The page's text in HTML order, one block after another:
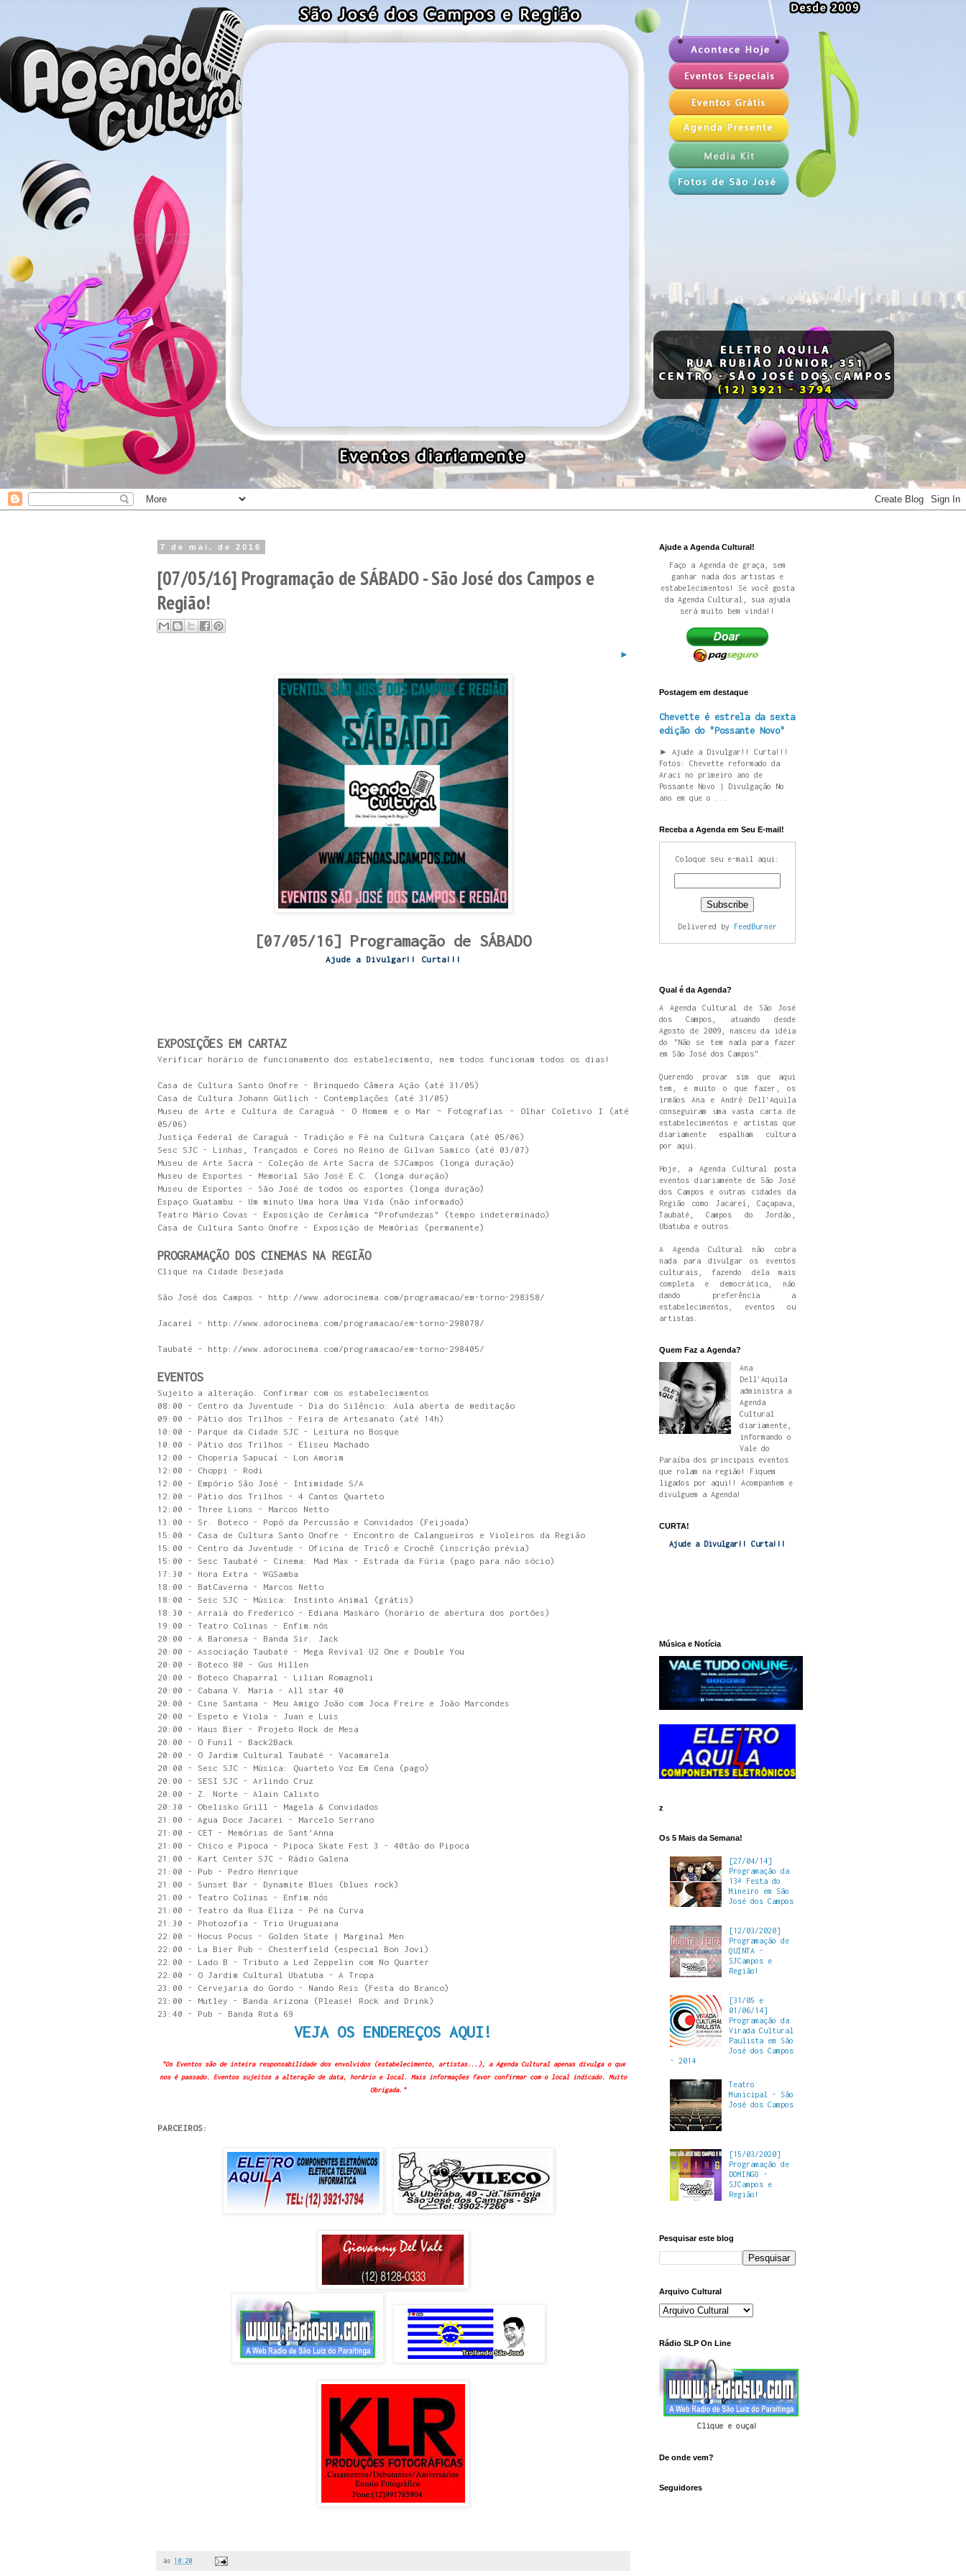
7 de mai. de 2016
[07/05/16] Programação de SÁBADO - São José dos Campos e
Região!
►
[07/05/16] Programação de SÁBADO
Ajude a Divulgar!! Curta!!!
EXPOSIÇÕES EM CARTAZ
Verificar horário de funcionamento dos estabelecimento, nem todos funcionam todos os dias!
Casa de Cultura Santo Onofre - Brinquedo Câmera Ação (até 31/05)
Casa de Cultura Johann Gütlich - Contemplações (até 31/05)
Museu de Arte e Cultura de Caraguá - O Homem e o Mar – Fotografias – Olhar Coletivo I (até
05/06)
Justiça Federal de Caraguá - Tradição e Fé na Cultura Caiçara (até 05/06)
Sesc SJC - Linhas, Trançados e Cores no Reino de Gilvan Samico (até 03/07)
Museu de Arte Sacra - Coleção de Arte Sacra de SJCampos (longa duração)
Museu de Esportes - Memorial São José E.C. (longa duração)
Museu de Esportes - São José de todos os esportes (longa duração)
Espaço Guatambu - Um minuto Uma hora Uma Vida (não informado)
Teatro Mário Covas - Exposição de Cerâmica "Profundezas" (tempo indeterminado)
Casa de Cultura Santo Onofre - Exposição de Memórias (permanente)
PROGRAMAÇÃO DOS CINEMAS NA REGIÃO
Clique na Cidade Desejada
São José dos Campos - http://www.adorocinema.com/programacao/em-torno-298358/
Jacareí - http://www.adorocinema.com/programacao/em-torno-298078/
Taubaté - http://www.adorocinema.com/programacao/em-torno-298405/
EVENTOS
Sujeito a alteração. Confirmar com os estabelecimentos
08:00 - Centro da Juventude - Dia do Silêncio: Aula aberta de meditação
09:00 - Pátio dos Trilhos - Feira de Artesanato (até 14h)
10:00 - Parque da Cidade SJC - Leitura no Bosque
10:00 - Pátio dos Trilhos - Eliseu Machado
12:00 - Choperia Sapucaí - Lon Amorim
12:00 - Choppi - Rodi
12:00 - Empório São José - Intimidade S/A
12:00 - Pátio dos Trilhos - 4 Cantos Quarteto
12:00 - Three Lions - Marcos Netto
13:00 - Sr. Boteco - Popó da Percussão e Convidados (Feijoada)
15:00 - Casa de Cultura Santo Onofre - Encontro de Calangueiros e Violeiros da Região
15:00 - Centro da Juventude - Oficina de Tricô e Crochê (inscrição prévia)
15:00 - Sesc Taubaté - Cinema: Mad Max - Estrada da Fúria (pago para não sócio)
17:30 - Hora Extra - WGSamba
18:00 - BatCaverna - Marcos Netto
18:00 - Sesc SJC - Música: Instinto Animal (grátis)
18:30 - Arraiá do Frederico - Ediana Maskáro (horário de abertura dos portões)
19:00 - Teatro Colinas - Enfim.nós
20:00 - A Baronesa - Banda Sir. Jack
20:00 - Associação Taubaté - Mega Revival U2 One e Double You
20:00 - Boteco 80 - Gus Hillen
20:00 - Boteco Chaparral - Lilian Romagnoli
20:00 - Cabana V. Maria - All star 40
20:00 - Cine Santana - Meu Amigo João com Joca Freire e João Marcondes
20:00 - Espeto e Viola - Juan e Luis
20:00 - Haus Bier - Projeto Rock de Mesa
20:00 - O Funil - Back2Back
20:00 - O Jardim Cultural Taubaté - Vacamarela
20:00 - Sesc SJC - Música: Quarteto Voz Em Cena (pago)
20:00 - SESI SJC - Arlindo Cruz
20:00 - Z. Norte - Alain Calixto
20:30 - Obelisko Grill - Magela & Convidados
21:00 - Agua Doce Jacarei - Marcelo Serrano
21:00 - CET - Memórias de Sant’Anna
21:00 - Chico e Pipoca - Pipoca Skate Fest 3 - 40tão do Pipoca
21:00 - Kart Center SJC - Rádio Galena
21:00 - Pub - Pedro Henrique
21:00 - Sunset Bar - Dynamite Blues (blues rock)
21:00 - Teatro Colinas - Enfim.nós
21:00 - Teatro da Rua Eliza - Pé na Curva
21:30 - Photozofia - Trio Uruguaiana
22:00 - Hocus Pocus - Golden State | Marginal Men
22:00 - La Bier Pub - Chesterfield (especial Bon Jovi)
22:00 - Lado B - Tributo a Led Zeppelin com No Quarter
22:00 - O Jardim Cultural Ubatuba - A Tropa
23:00 - Cervejaria do Gordo - Nando Reis (Festa do Branco)
23:00 - Mutley - Banda Arizona (Please! Rock and Drink)
23:40 - Pub - Banda Rota 69
VEJA OS ENDEREÇOS AQUI!
"Os Eventos são de inteira responsabilidade dos envolvidos (estabelecimento, artistas...), a Agenda Cultural apenas divulga o que
nos é passado. Eventos sujeitos a alteração de data, horário e local. Mais informações favor confirmar com o local indicado. Muito
Obrigada."
PARCEIROS:
às 10:20
Ajude a Agenda Cultural!
Faço a Agenda de graça, sem
ganhar nada dos artistas e
estabelecimentos! Se você gosta
da Agenda Cultural, sua ajuda
será muito bem vinda!!
Postagem em destaque
Chevette é estrela da sexta
edição do "Possante Novo"
► Ajude a Divulgar!! Curta!!!
Fotos: Chevette reformado da
Araci no primeiro ano de
Possante Novo | Divulgação No
ano em que o ...
Receba a Agenda em Seu E-mail!
Coloque seu e-mail aqui:
Delivered by FeedBurner
Qual é da Agenda?
A Agenda Cultural de São José
dos Campos, atuando desde
Agosto de 2009, nasceu da idéia
do "Não se tem nada para fazer
em São José dos Campos".
Querendo provar sim que aqui
tem, e muito o que fazer, os
irmãos Ana e André Dell'Aquila
conseguiram uma vasta carta de
estabelecimentos e artistas que
diariamente espalham cultura
por aqui.
Hoje, a Agenda Cultural posta
eventos diariamente de São José
dos Campos e outras cidades da
Região como Jacareí, Caçapava,
Taubaté, Campos do Jordão,
Ubatuba e outros.
A Agenda Cultural não cobra
nada para divulgar os eventos
culturais, fazendo dela mais
completa e democrática, não
dando preferência a
estabelecimentos, eventos ou
artistas.
Quem Faz a Agenda?
Ana
Dell'Aquila
administra a
Agenda
Cultural
diariamente,
informando o
Vale do
Paraíba dos principais eventos
que rolam na região! Fiquem
ligados por aqui!! Acompanhem e
divulguem a Agenda!
CURTA!
Ajude a Divulgar!! Curta!!!
Música e Notícia
z
Os 5 Mais da Semana!
[27/04/14]
Programação da
13ª Festa do
Mineiro em São
José dos Campos
[12/03/2020]
Programação de
QUINTA -
SJCampos e
Região!
[31/05 e
01/06/14]
Programação da
Virada Cultural
Paulista em São
José dos Campos
- 2014
Teatro
Municipal - São
José dos Campos
[15/03/2020]
Programação de
DOMINGO -
SJCampos e
Região!
Pesquisar este blog
Arquivo Cultural
Rádio SLP On Line
Clique e ouça!
De onde vem?
Seguidores